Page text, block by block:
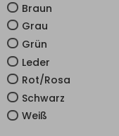
Braun
Grau
Grün
Leder
Rot/Rosa
Schwarz
Weiß